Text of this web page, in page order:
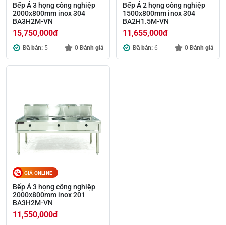
Bếp Á 3 họng công nghiệp
2000x800mm inox 304
BA3H2M-VN
15,750,000đ
Đã bán: 5 0 Đánh giá
Bếp Á 2 họng công nghiệp
1500x800mm inox 304
BA2H1.5M-VN
11,655,000đ
Đã bán: 6 0 Đánh giá
GIÁ ONLINE
Bếp Á 3 họng công nghiệp
2000x800mm inox 201
BA3H2M-VN
11,550,000đ